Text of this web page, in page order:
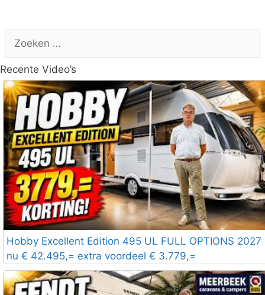
naar:
Recente Video’s
Hobby Excellent Edition 495 UL FULL OPTIONS 2027
nu € 42.495,= extra voordeel € 3.779,=